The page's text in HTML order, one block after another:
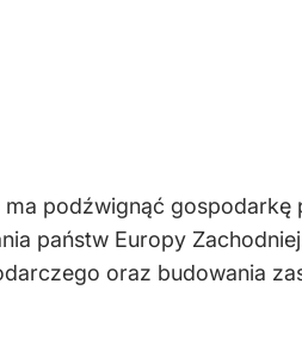
podźwignąć
państw Europy
oraz budowania